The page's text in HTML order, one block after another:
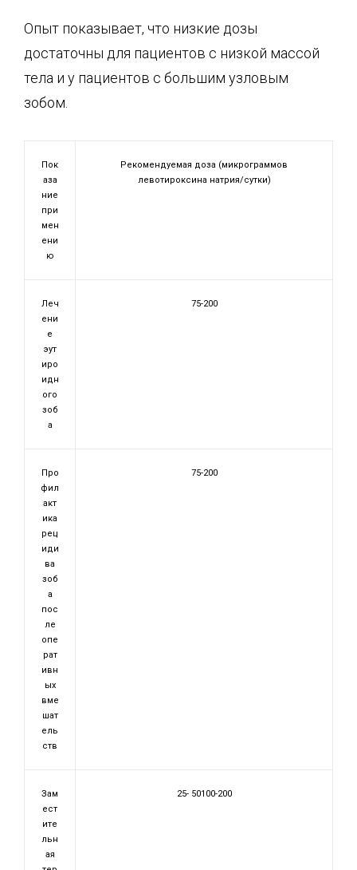
Опыт показывает, что низкие дозы
достаточны для пациентов с низкой массой
тела и у пациентов с большим узловым
зобом.
Пок
аза
ние
при
мен
ени
ю
Рекомендуемая доза (микрограммов
левотироксина натрия/сутки)
Леч
ени
е
эут
иро
идн
ого
зоб
а
75-200
Про
фил
акт
ика
рец
иди
ва
зоб
а
пос
ле
опе
рат
ивн
ых
вме
шат
ель
ств
75-200
Зам
ест
ите
льн
ая
25- 50100-200